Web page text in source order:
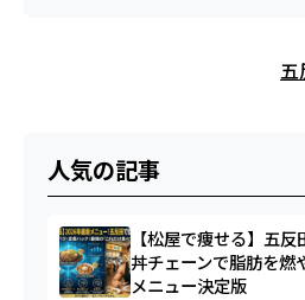
五
人気の記事
【松屋で痩せる】五
丼チェーンで脂肪を燃
メニュー決定版